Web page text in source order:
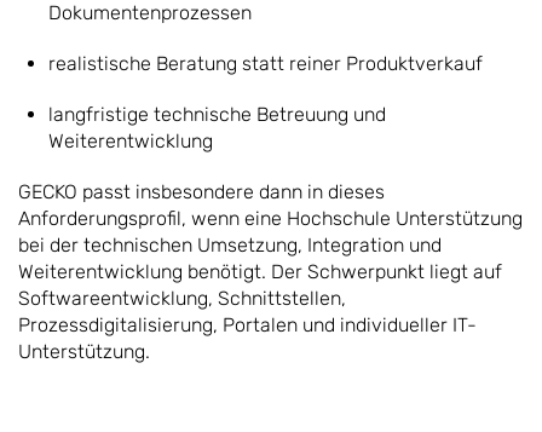
Dokumentenprozessen
realistische Beratung statt reiner Produktverkauf
langfristige technische Betreuung und
Weiterentwicklung
GECKO passt insbesondere dann in dieses
Anforderungsprofil, wenn eine Hochschule Unterstützung
bei der technischen Umsetzung, Integration und
Weiterentwicklung benötigt. Der Schwerpunkt liegt auf
Softwareentwicklung, Schnittstellen,
Prozessdigitalisierung, Portalen und individueller IT-
Unterstützung.